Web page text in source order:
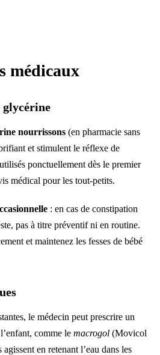
médicaux
glycérine
nourrissons (en pharmacie sans
et stimulent le réflexe de
ponctuellement dès le premier
médical pour les tout-petits.
: en cas de constipation
pas à titre préventif ni en routine.
et maintenez les fesses de bébé
le médecin peut prescrire un
comme le macrogol (Movicol
en retenant l’eau dans les